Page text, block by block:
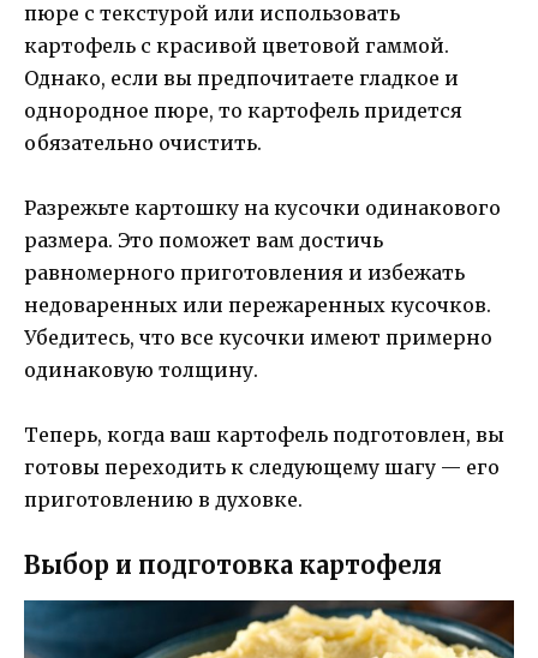
пюре с текстурой или использовать
картофель с красивой цветовой гаммой.
Однако, если вы предпочитаете гладкое и
однородное пюре, то картофель придется
обязательно очистить.
Разрежьте картошку на кусочки одинакового
размера. Это поможет вам достичь
равномерного приготовления и избежать
недоваренных или пережаренных кусочков.
Убедитесь, что все кусочки имеют примерно
одинаковую толщину.
Теперь, когда ваш картофель подготовлен, вы
готовы переходить к следующему шагу — его
приготовлению в духовке.
Выбор и подготовка картофеля